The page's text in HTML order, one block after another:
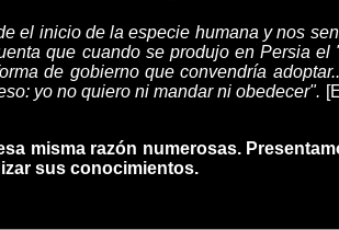
el inicio de la especie humana y nos
que cuando se produjo en Persia
de gobierno que convendría
yo no quiero ni mandar ni obedecer".
misma razón numerosas.
sus conocimientos.